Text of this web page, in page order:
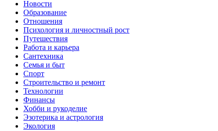
Новости
Образование
Отношения
Психология и личностный рост
Путешествия
Работа и карьера
Сантехника
Семья и быт
Спорт
Строительство и ремонт
Технологии
Финансы
Хобби и рукоделие
Эзотерика и астрология
Экология